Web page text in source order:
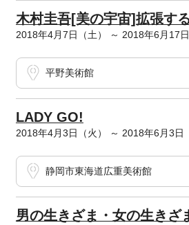
木村圭吾[美の宇宙]拡張す
2018年4月7日（土） ～ 2018年6月17日
平野美術館
LADY GO!
2018年4月3日（火） ～ 2018年6月3日
静岡市東海道広重美術館
男の生きざま・女の生きざ